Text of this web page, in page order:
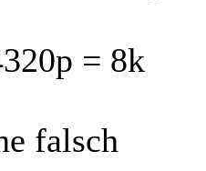
= 8k
falsch